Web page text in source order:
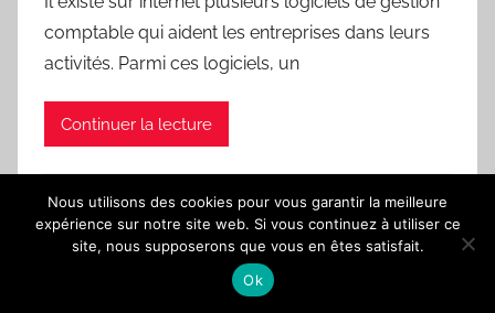
comptable qui aident les entreprises dans leurs
activités. Parmi ces logiciels, un
Continuer la lecture
Nous utilisons des cookies pour vous garantir la meilleure
expérience sur notre site web. Si vous continuez à utiliser ce
site, nous supposerons que vous en êtes satisfait.
Ok